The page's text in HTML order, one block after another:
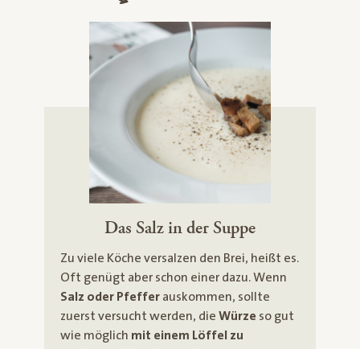
Das Salz in der Suppe
Zu viele Köche versalzen den Brei, heißt es.
Oft genügt aber schon einer dazu. Wenn
Salz oder Pfefferauskommen, sollte
zuerst versucht werden, die Würze so gut
wie möglich mit einem Löffel zu